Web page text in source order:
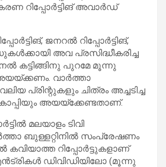
റിപ്പോര്‍ട്ടിങ് അവാര്‍ഡ്
ജനറല്‍ റിപ്പോര്‍ട്ടിങ്,
അവ പ്രസിദ്ധീകരിച്ച
കട്ടിങ്ങിനു പുറമേ മൂന്നു
വാര്‍ത്താ
പ്രിന്റുകളും ചിത്രം അച്ചടിച്ച
അയയ്‌ക്കേണ്ടതാണ്.
മലയാളം ടിവി
ബുള്ളറ്റിനില്‍ സംപ്രേഷണം
കവിയാത്ത റിപ്പോര്‍ട്ടുകളാണ്
ഡിവിഡിയിലോ (മൂന്നു